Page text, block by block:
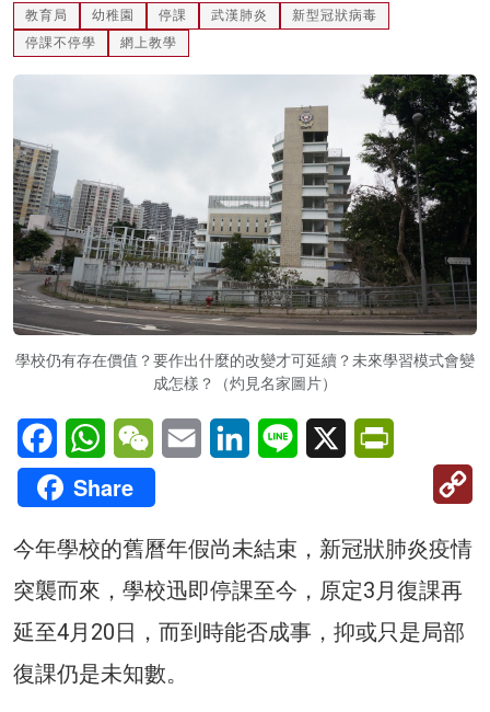
教育局 幼稚園 停課 武漢肺炎
新型冠狀病毒
停課不停學
網上教學
學校仍有存在價值？要作出什麼的改變才可延續？未來學習模式會變
成怎樣？（灼見名家圖片）
FacebookWhatsAppWeChatEmail LinkedInLine X
Share
今年學校的舊曆年假尚未結束，新冠狀肺炎疫情
突襲而來，學校迅即停課至今，原定3月復課再
延至4月20日，而到時能否成事，抑或只是局部
復課仍是未知數。